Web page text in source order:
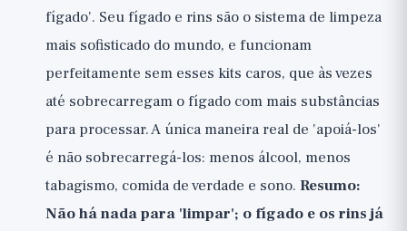
fígado'. Seu fígado e rins são o sistema de limpeza
mais sofisticado do mundo, e funcionam
perfeitamente sem esses kits caros, que às vezes
até sobrecarregam o fígado com mais substâncias
para processar. A única maneira real de 'apoiá-los'
é não sobrecarregá-los: menos álcool, menos
tabagismo, comida de verdade e sono. Resumo:
Não há nada para 'limpar'; o fígado e os rins já